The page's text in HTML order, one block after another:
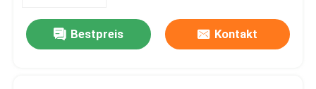
Bestpreis Kontakt